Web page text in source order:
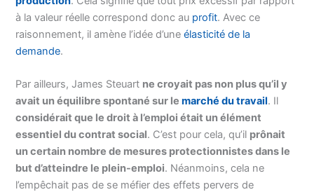
à la valeur réelle correspond donc au profit. Avec ce
raisonnement, il amène l’idée d’uneélasticité de la
demande.
Par ailleurs, James Steuart ne croyait pas non plus qu’il y
avait un équilibre spontané sur lemarché du travail. Il
considérait que le droit à l’emploi était un élément
essentiel du contrat social. C’est pour cela, qu’il prônait
un certain nombre de mesures protectionnistes dans le
but d’atteindre le plein-emploi. Néanmoins, cela ne
l’empêchait pas de se méfier des effets pervers de